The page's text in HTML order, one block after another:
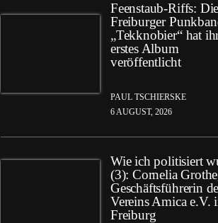
Feenstaub-Riffs: Die
Freiburger
„Tekknobier“ hat
erstes Album
veröffentlicht
PAUL TSCHIERSKE
6 AUGUST, 2026
Wie ich politisiert
(3): Cornelia
Geschäftsführerin
Vereins Amica e.V.
Freiburg